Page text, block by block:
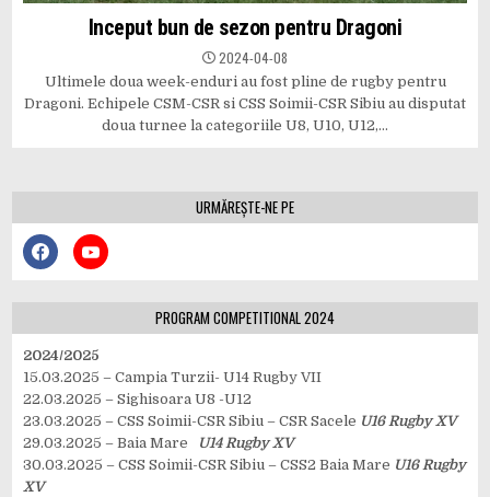
Inceput bun de sezon pentru Dragoni
2024-04-08
Ultimele doua week-enduri au fost pline de rugby pentru
Dragoni. Echipele CSM-CSR si CSS Soimii-CSR Sibiu au disputat
doua turnee la categoriile U8, U10, U12,…
URMĂREȘTE-NE PE
PROGRAM COMPETITIONAL 2024
2024/2025
15.03.2025 – Campia Turzii- U14 Rugby VII
22.03.2025 – Sighisoara U8 -U12
23.03.2025 – CSS Soimii-CSR Sibiu – CSR Sacele U16 Rugby XV
29.03.2025 – Baia Mare
U14 Rugby XV
30.03.2025 – CSS Soimii-CSR Sibiu – CSS2 Baia Mare U16 Rugby
XV